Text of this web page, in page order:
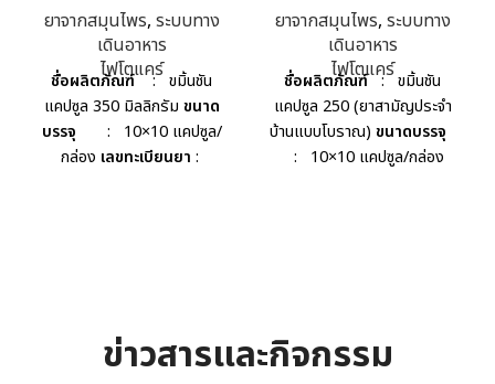
ยาจากสมุนไพร, ระบบทาง
เดินอาหาร
ไฟโตแคร์
ชื่อผลิตภัณฑ์: ขมิ้นชัน
แคปซูล 350 มิลลิกรัม ขนาด
บรรจุ
: 10×10 แคปซูล/
กล่อง เลขทะเบียนยา :
ยาจากสมุนไพร, ระบบทาง
เดินอาหาร
ไฟโตแคร์
ชื่อผลิตภัณฑ์: ขมิ้นชัน
แคปซูล 250 (ยาสามัญประจำ
บ้านแบบโบราณ)ขนาดบรรจุ
: 10×10 แคปซูล/กล่อง
ข่าวสารและกิจกรรม